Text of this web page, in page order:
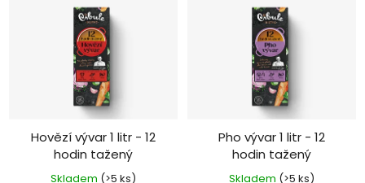
Hovězí vývar 1 litr - 12
hodin tažený
Skladem (>5 ks)
Pho vývar 1 litr - 12
hodin tažený
Skladem (>5 ks)